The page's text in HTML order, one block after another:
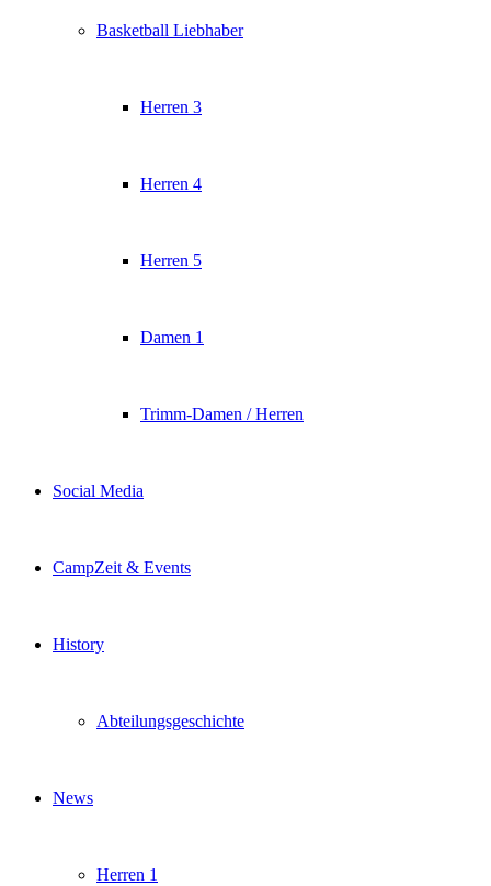
Basketball Liebhaber
Herren 3
Herren 4
Herren 5
Damen 1
Trimm-Damen / Herren
Social Media
CampZeit & Events
History
Abteilungsgeschichte
News
Herren 1